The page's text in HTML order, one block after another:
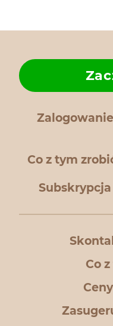
Zalogowanie
Co z tym
Subskrypcja
Co